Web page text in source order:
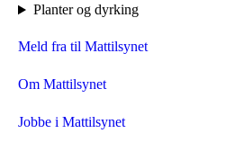
Planter og dyrking
Meld fra til Mattilsynet
Om Mattilsynet
Jobbe i Mattilsynet